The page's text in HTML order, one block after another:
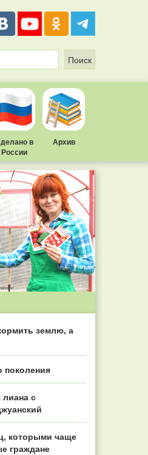
в
России
Архив
землю, а
поколения
лиана с
которыми чаще
граждане